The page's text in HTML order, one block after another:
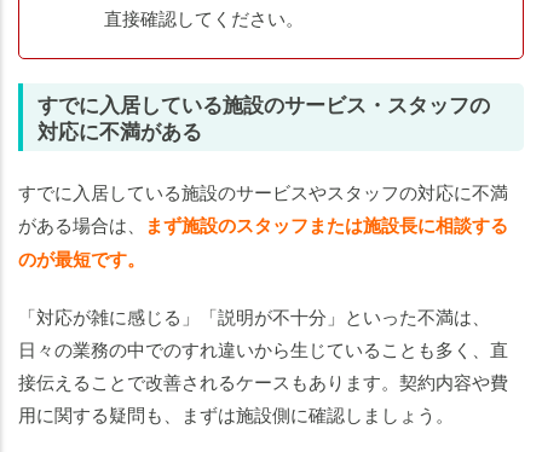
直接確認してください。
すでに入居している施設のサービス・スタッフの
対応に不満がある
すでに入居している施設のサービスやスタッフの対応に不満
がある場合は、 まず施設のスタッフまたは施設長に相談する
のが最短です。
「対応が雑に感じる」「説明が不十分」といった不満は、
日々の業務の中でのすれ違いから生じていることも多く、直
接伝えることで改善されるケースもあります。契約内容や費
用に関する疑問も、まずは施設側に確認しましょう。